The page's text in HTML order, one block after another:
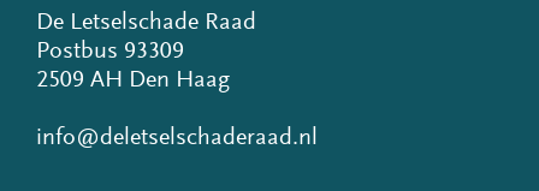
De Letselschade Raad
Postbus 93309
2509 AH Den Haag
info@deletselschaderaad.nl